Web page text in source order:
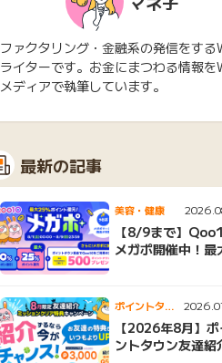
ファクタリング・金融系の発信をする
ライターです。お金にまつわる情報を
メディアで執筆しています。
最新の記事
美容・健康
【8/9まで】
メガポ開催中！最
ポイントタウ
ンニュース
【2026年8月】
ントタウン友達紹